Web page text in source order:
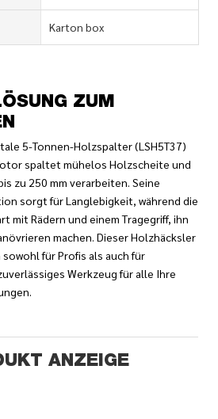
Karton box
ZUM
5-Tonnen-Holzspalter (LSH5T37)
spaltet mühelos Holzscheite und
zu 250 mm verarbeiten. Seine
sorgt für Langlebigkeit, während die
mit Rädern und einem Tragegriff, ihn
machen. Dieser Holzhäcksler
für Profis als auch für
Werkzeug für alle Ihre
ANZEIGE